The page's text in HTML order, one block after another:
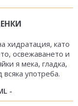
хидратация, като
освежаването и
я мека, гладка,
употреба.